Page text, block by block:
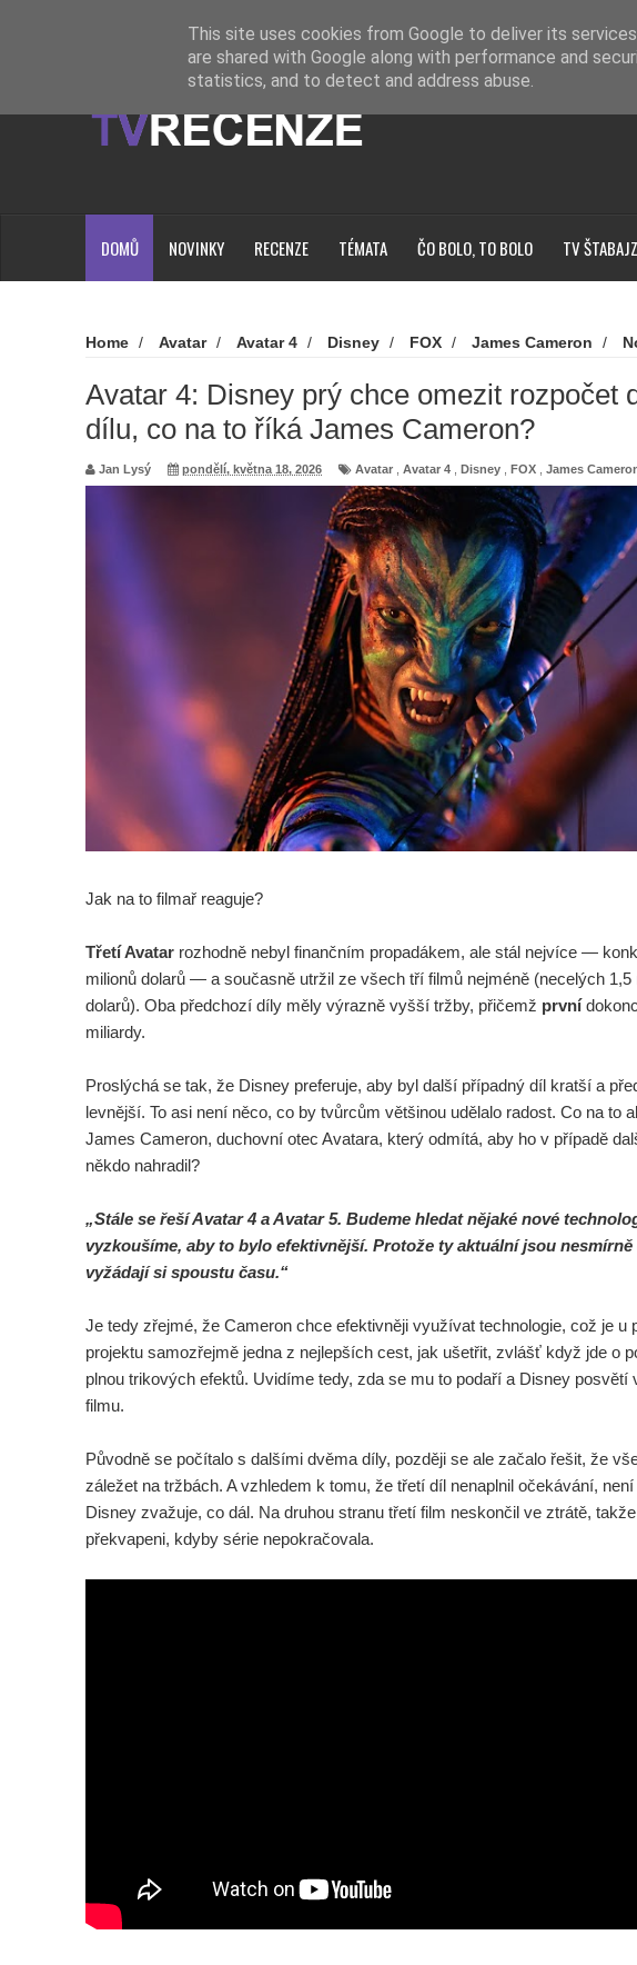
Loading...
DOMŮ NOVINKY RECENZE TÉMATA ČO BOLO, TO BOLO TV
Home / Avatar / Avatar 4 / Disney / FOX / James Cameron /
Avatar 4: Disney prý chce omezit rozpočet
dílu, co na to říká James Cameron?
Jan Lysý pondělí, května 18, 2026 Avatar Avatar 4 Disney FOX James
Jak na to filmař reaguje?
Třetí Avatar rozhodně nebyl finančním propadákem, ale stál nejvíce —
milionů dolarů — a současně utržil ze všech tří filmů nejméně (necelých 1,5
dolarů). Oba předchozí díly měly výrazně vyšší tržby, přičemž první
miliardy.
Proslýchá se tak, že Disney preferuje, aby byl další případný díl kratší a
levnější. To asi není něco, co by tvůrcům většinou udělalo radost. Co na to
James Cameron, duchovní otec Avatara, který odmítá, aby ho v případě
někdo nahradil?
„Stále se řeší Avatar 4 a Avatar 5. Budeme hledat nějaké nové
vyzkoušíme, aby to bylo efektivnější. Protože ty aktuální jsou nesmírně
vyžádají si spoustu času.“
Je tedy zřejmé, že Cameron chce efektivněji využívat technologie, což je u
projektu samozřejmě jedna z nejlepších cest, jak ušetřit, zvlášť když jde o
plnou trikových efektů. Uvidíme tedy, zda se mu to podaří a Disney posvětí
filmu.
Původně se počítalo s dalšími dvěma díly, později se ale začalo řešit, že
záležet na tržbách. A vzhledem k tomu, že třetí díl nenaplnil očekávání,
Disney zvažuje, co dál. Na druhou stranu třetí film neskončil ve ztrátě,
překvapeni, kdyby série nepokračovala.
This site uses cookies from Google to deliver its
are shared with Google along with performance and
statistics, and to detect and address abuse.